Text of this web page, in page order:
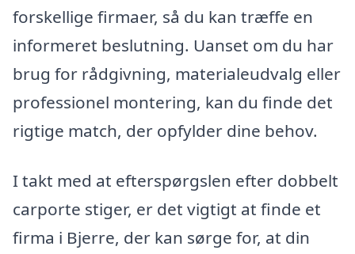
forskellige firmaer, så du kan træffe en
informeret beslutning. Uanset om du har
brug for rådgivning, materialeudvalg eller
professionel montering, kan du finde det
rigtige match, der opfylder dine behov.
I takt med at efterspørgslen efter dobbelt
carporte stiger, er det vigtigt at finde et
firma i Bjerre, der kan sørge for, at din